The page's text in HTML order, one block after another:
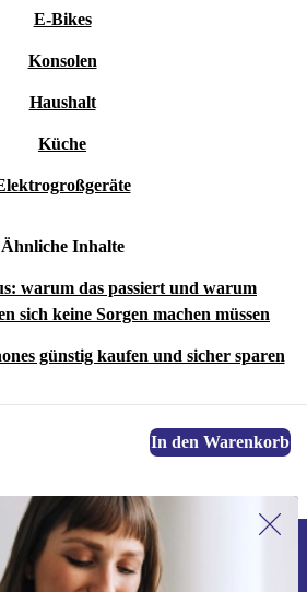
E-Bikes
Konsolen
Haushalt
Küche
Ähnliche Inhalte
warum das passiert und warum
sich keine Sorgen machen müssen
günstig kaufen und sicher sparen
In den Warenkorb
zum Newsletter anmelden,